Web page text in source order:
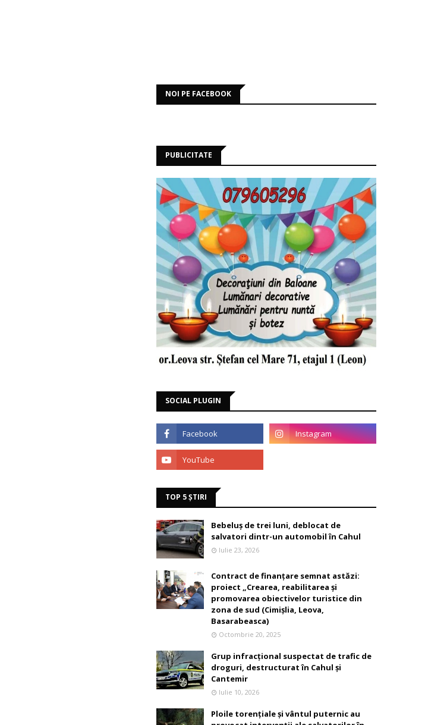
NOI PE FACEBOOK
PUBLICITATE
SOCIAL PLUGIN
TOP 5 ȘTIRI
Bebeluș de trei luni, deblocat de
salvatori dintr-un automobil în Cahul
Iulie 23, 2026
Contract de finanțare semnat astăzi:
proiect „Crearea, reabilitarea și
promovarea obiectivelor turistice din
zona de sud (Cimișlia, Leova,
Basarabeasca)
Octombrie 20, 2025
Grup infracțional suspectat de trafic de
droguri, destructurat în Cahul și
Cantemir
Iulie 10, 2026
Ploile torențiale și vântul puternic au